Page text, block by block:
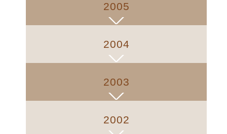
2005
2004
2003
2002